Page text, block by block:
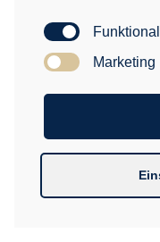
Funktional
Marketing